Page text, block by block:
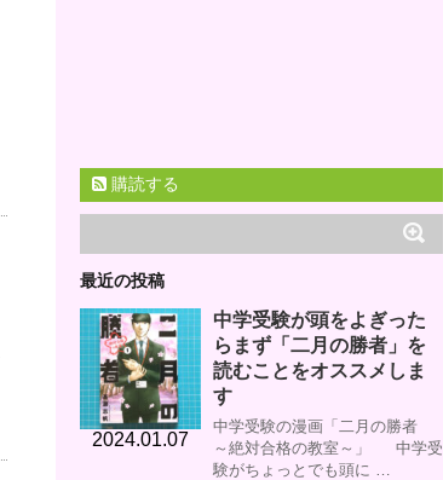
購読する
最近の投稿
2024.01.07
中学受験が頭をよぎった
らまず「二月の勝者」を
読むことをオススメしま
す
中学受験の漫画「二月の勝者
～絶対合格の教室～」 中学受
験がちょっとでも頭に …